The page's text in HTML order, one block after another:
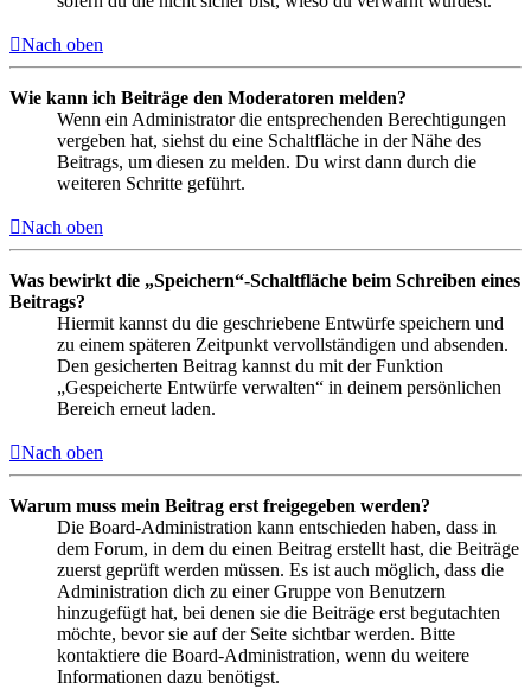
Nach oben
Wie kann ich Beiträge den Moderatoren melden?
Wenn ein Administrator die entsprechenden Berechtigungen
vergeben hat, siehst du eine Schaltfläche in der Nähe des
Beitrags, um diesen zu melden. Du wirst dann durch die
weiteren Schritte geführt.
Nach oben
Was bewirkt die „Speichern“-Schaltfläche beim Schreiben eines
Beitrags?
Hiermit kannst du die geschriebene Entwürfe speichern und
zu einem späteren Zeitpunkt vervollständigen und absenden.
Den gesicherten Beitrag kannst du mit der Funktion
„Gespeicherte Entwürfe verwalten“ in deinem persönlichen
Bereich erneut laden.
Nach oben
Warum muss mein Beitrag erst freigegeben werden?
Die Board-Administration kann entschieden haben, dass in
dem Forum, in dem du einen Beitrag erstellt hast, die Beiträge
zuerst geprüft werden müssen. Es ist auch möglich, dass die
Administration dich zu einer Gruppe von Benutzern
hinzugefügt hat, bei denen sie die Beiträge erst begutachten
möchte, bevor sie auf der Seite sichtbar werden. Bitte
kontaktiere die Board-Administration, wenn du weitere
Informationen dazu benötigst.